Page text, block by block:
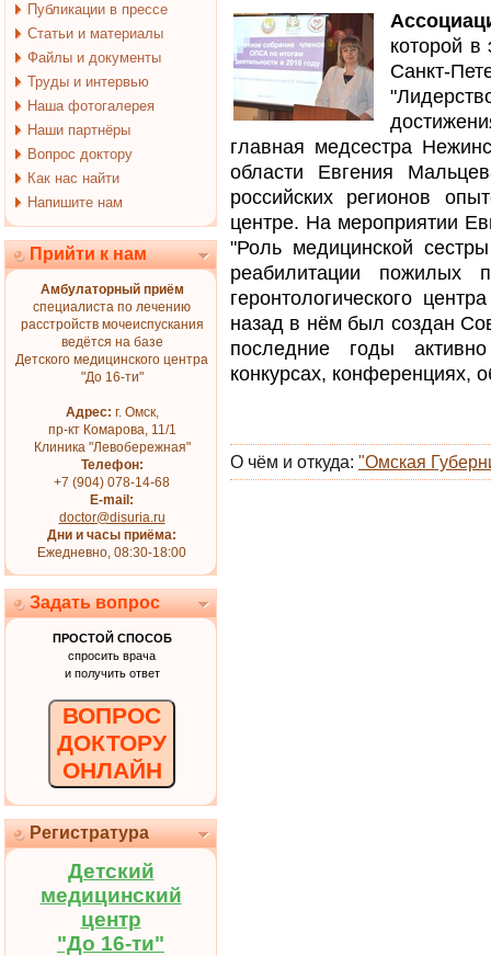
Публикации в прессе
Статьи и материалы
Файлы и документы
Труды и интервью
Наша фотогалерея
Наши партнёры
Вопрос доктору
Как нас найти
Напишите нам
Прийти к нам
Амбулаторный приём
специалиста по лечению
расстройств мочеиспускания
ведётся на базе
Детского медицинского центра
"До 16-ти"
Адрес: г. Омск,
пр-кт Комарова, 11/1
Клиника "Левобережная"
Телефон:
+7 (904) 078-14-68
E-mail:
doctor@disuria.ru
Дни и часы приёма:
Ежедневно, 08:30-18:00
Задать вопрос
ПРОСТОЙ СПОСОБ
спросить врача
и получить ответ
ВОПРОС
ДОКТОРУ
ОНЛАЙН
Регистратура
Детский
медицинский
центр
"До 16-ти"
которой в
Санкт-
главная медсестра
области Евгения
российских регионов
центре. На мероприятии
"Роль медицинской
реабилитации пожилых
геронтологического
назад в нём был создан
последние годы
конкурсах, конференциях,
О чём и откуда: "Омская